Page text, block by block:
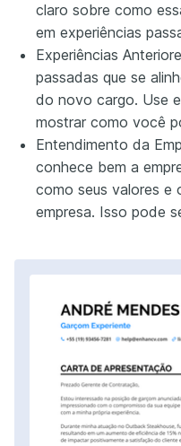
claro sobre como
em experiências
Experiências
passadas que se
do novo cargo. Use
mostrar como você
Entendimento da
conhece bem a
como seus valores e
empresa. Isso pode